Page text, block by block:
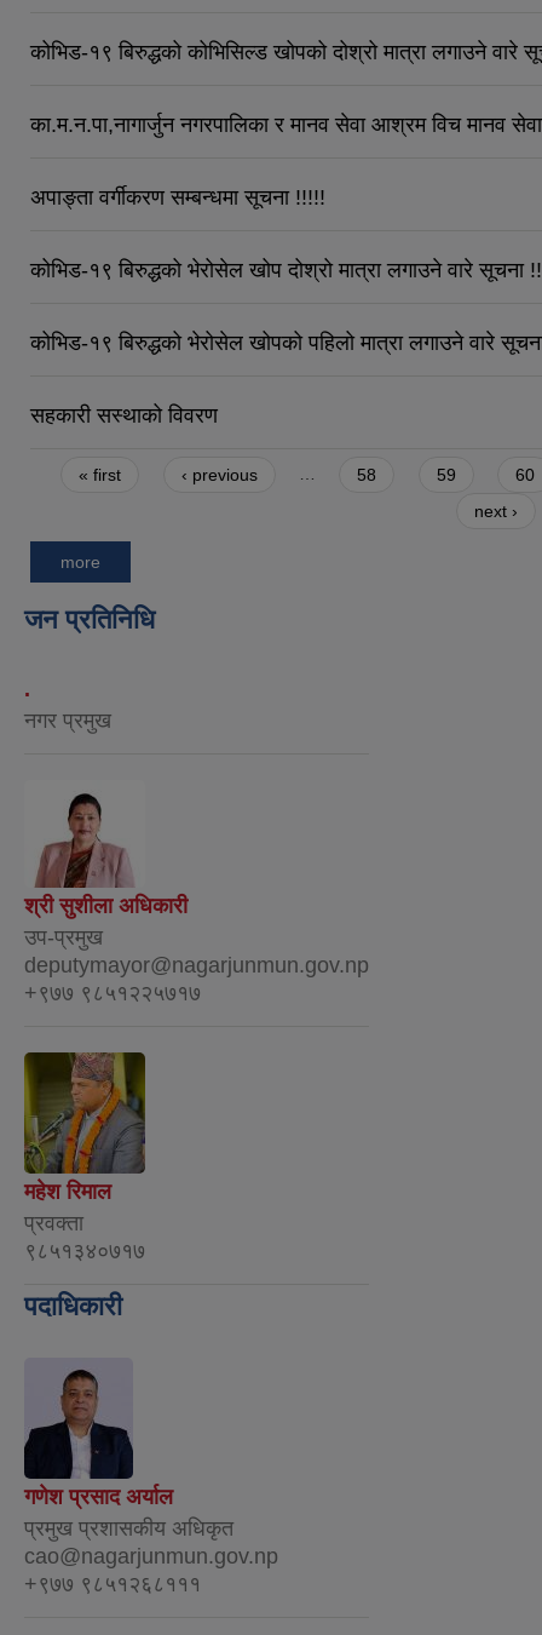
कोभिड-१९ बिरुद्धको कोभिसिल्ड खोपको दोश्रो मात्रा लगाउने वारे
का.म.न.पा,नागार्जुन नगरपालिका र मानव सेवा आश्रम विच मानव
अपाङ्ता वर्गीकरण सम्बन्धमा सूचना !!!!!
कोभिड-१९ बिरुद्धको भेरोसेल खोप दोश्रो मात्रा लगाउने वारे सूचना
कोभिड-१९ बिरुद्धको भेरोसेल खोपको पहिलो मात्रा लगाउने वारे
सहकारी सस्थाको विवरण
Pages
« first ‹ previous … 58 59
60
next ›
more
जन प्रतिनिधि
.
नगर प्रमुख
श्री सुशीला अधिकारी
उप-प्रमुख
deputymayor@nagarjunmun.gov.np
+९७७ ९८५१२२५७१७
महेश रिमाल
प्रवक्ता
९८५१३४०७१७
पदाधिकारी
गणेश प्रसाद अर्याल
प्रमुख प्रशासकीय अधिकृत
cao@nagarjunmun.gov.np
+९७७ ९८५१२६८१११